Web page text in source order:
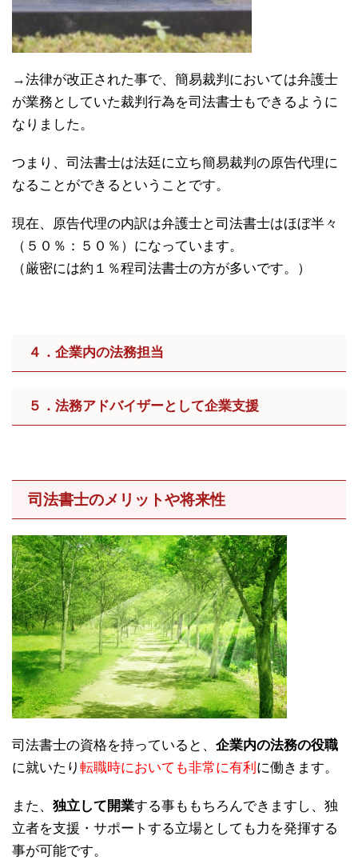
→法律が改正された事で、簡易裁判においては弁護士
が業務としていた裁判行為を司法書士もできるように
なりました。
つまり、司法書士は法廷に立ち簡易裁判の原告代理に
なることができるということです。
現在、原告代理の内訳は弁護士と司法書士はほぼ半々
（５０％：５０％）になっています。
（厳密には約１％程司法書士の方が多いです。）
４．企業内の法務担当
５．法務アドバイザーとして企業支援
司法書士のメリットや将来性
司法書士の資格を持っていると、 企業内の法務の役職
に就いたり 転職時においても非常に有利 に働きます。
また、 独立して開業する事ももちろんできますし、独
立者を支援・サポートする立場としても力を発揮する
事が可能です。